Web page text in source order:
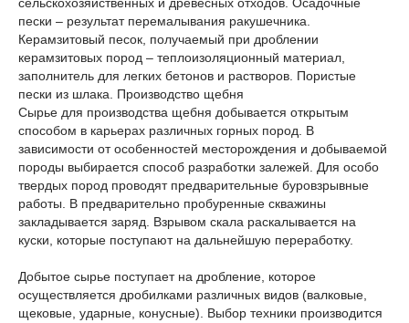
пески – результат перемалывания ракушечника.
Керамзитовый песок, получаемый при дроблении
керамзитовых пород – теплоизоляционный материал,
заполнитель для легких бетонов и растворов. Пористые
пески из шлака. Производство щебня
Сырье для производства щебня добывается открытым
способом в карьерах различных горных пород. В
зависимости от особенностей месторождения и добываемой
породы выбирается способ разработки залежей. Для особо
твердых пород проводят предварительные буровзрывные
работы. В предварительно пробуренные скважины
закладывается заряд. Взрывом скала раскалывается на
куски, которые поступают на дальнейшую переработку.
Добытое сырье поступает на дробление, которое
осуществляется дробилками различных видов (валковые,
щековые, ударные, конусные). Выбор техники производится